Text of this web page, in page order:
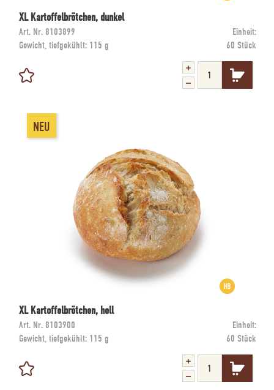
XL Kartoffelbrötchen, dunkel
Art. Nr. 8103899
Einheit:
Gewicht, tiefgekühlt: 115 g 60 Stück
NEU
XL Kartoffelbrötchen, hell
Art. Nr. 8103900
Einheit:
Gewicht, tiefgekühlt: 115 g 60 Stück